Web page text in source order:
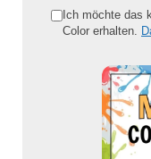
e Ich möchte das
Color erhalten.